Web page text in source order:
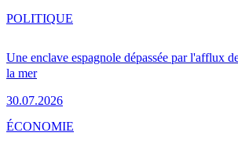
Une enclave espagnole dépassée par l'afflux
la mer
30.07.2026
POLITIQUE
ÉCONOMIE